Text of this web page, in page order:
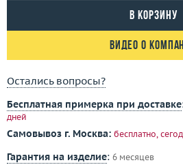
В корзину
Видео о
Остались вопросы?
Бесплатная примерка при доставке
дней
Самовывоз г. Москва: бесплатно,
Гарантия на изделие: 6 месяцев